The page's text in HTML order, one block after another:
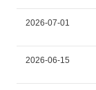
2026-07-01
2026-06-15